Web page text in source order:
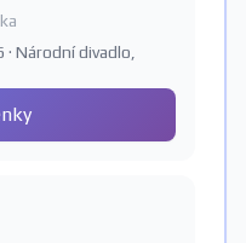
Národní divadlo,